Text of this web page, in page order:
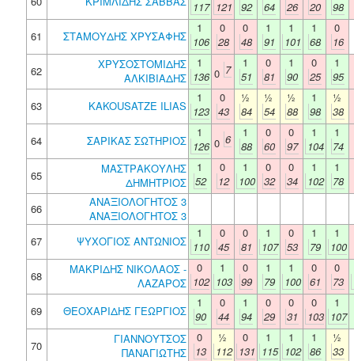
117 121 92 64 26 20
98
61
ΣΤΑΜΟΥΔΗΣ ΧΡΥΣΑΦΗΣ
1
106
0
28
0
48
1
91
1
101
1
68
0
16
62
ΧΡΥΣΟΣΤΟΜΙΔΗΣ
ΑΛΚΙΒΙΑΔΗΣ
1
136 0 7
1
51
0
81
1
90
0
25
1
95
63
KAKOUSATZE ILIAS
1
123
0
43
½
84
½
54
½
88
1
98
½
38
64
ΣΑΡΙΚΑΣ ΣΩΤΗΡΙΟΣ
1
126 0 6
1
88
0
60
0
97
1
104
1
74
65
ΜΑΣΤΡΑΚΟΥΛΗΣ
ΔΗΜΗΤΡΙΟΣ
1
52
0
12
1
100
0
32
0
34
1
102
1
78
66
ΑΝΑΞΙΟΛΟΓΗΤΟΣ 3
ΑΝΑΞΙΟΛΟΓΗΤΟΣ 3
67
ΨΥΧΟΓΙΟΣ ΑΝΤΩΝΙΟΣ
1
110
0
45
0
81
1
107
0
53
1
79
1
100
68
ΜΑΚΡΙΔΗΣ ΝΙΚΟΛΑΟΣ -
ΛΑΖΑΡΟΣ
0
102
1
103
0
99
1
79
1
100
0
61
0
73
69
ΘΕΟΧΑΡΙΔΗΣ ΓΕΩΡΓΙΟΣ
1
90
0
44
1
94
0
29
0
31
0
103
1
107
70
ΓΙΑΝΝΟΥΤΣΟΣ
ΠΑΝΑΓΙΩΤΗΣ
0
13
½
112
0
131
1
115
1
102
1
86
½
33